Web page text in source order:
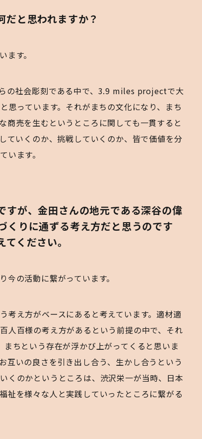
と思われますか？
す。
の社会彫刻である中で、3.9 miles projectで大
思っています。それがまちの文化になり、まち
商売を生むというところに関しても一貫すると
ていくのか、挑戦していくのか、皆で価値を分
ます。
すが、金田さんの地元である深谷の偉
くりに通ずる考え方だと思うのです
ください。
の活動に繋がっています。
考え方がベースにあると考えています。適材適
人百様の考え方があるという前提の中で、それ
ちという存在が浮かび上がってくると思いま
互いの良さを引き出し合う、生かし合うという
くのかというところは、渋沢栄一が当時、日本
祉を様々な人と実践していったところに繋がる